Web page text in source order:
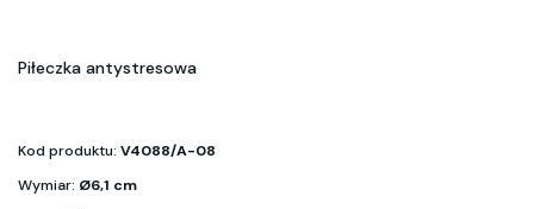
Piłeczka antystresowa
Kod produktu: V4088/A-08
Wymiar: Ø6,1 cm